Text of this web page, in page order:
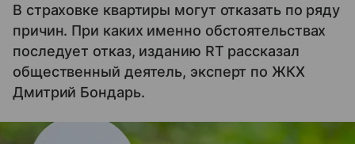
В страховке квартиры могут отказать по ряду
причин. При каких именно обстоятельствах
последует отказ, изданию RT рассказал
общественный деятель, эксперт по ЖКХ
Дмитрий Бондарь.